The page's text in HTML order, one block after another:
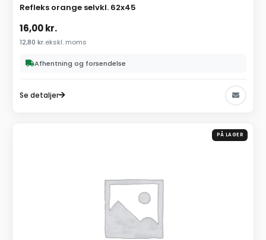
Refleks orange selvkl. 62x45
16,00kr.
12,80 kr.ekskl. moms
Afhentning og forsendelse
Se detaljer
PÅ LAGER